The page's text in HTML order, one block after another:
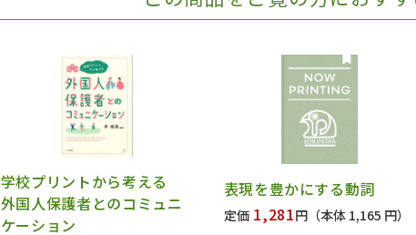
学校プリントから考える
外国人保護者とのコミュニ
ケーション
表現を豊かにする動詞
定価 1,281円 （本体 1,165 円）